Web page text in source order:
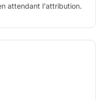
attendant l'attribution.